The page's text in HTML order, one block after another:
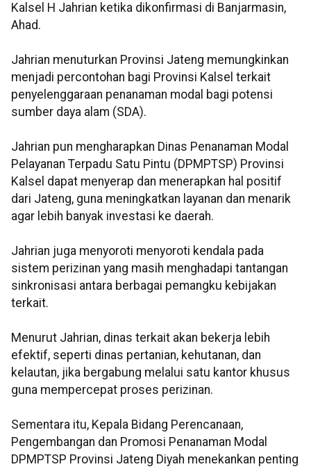
Kalsel H Jahrian ketika dikonfirmasi di Banjarmasin,
Ahad.
Jahrian menuturkan Provinsi Jateng memungkinkan
menjadi percontohan bagi Provinsi Kalsel terkait
penyelenggaraan penanaman modal bagi potensi
sumber daya alam (SDA).
Jahrian pun mengharapkan Dinas Penanaman Modal
Pelayanan Terpadu Satu Pintu (DPMPTSP) Provinsi
Kalsel dapat menyerap dan menerapkan hal positif
dari Jateng, guna meningkatkan layanan dan menarik
agar lebih banyak investasi ke daerah.
Jahrian juga menyoroti menyoroti kendala pada
sistem perizinan yang masih menghadapi tantangan
sinkronisasi antara berbagai pemangku kebijakan
terkait.
Menurut Jahrian, dinas terkait akan bekerja lebih
efektif, seperti dinas pertanian, kehutanan, dan
kelautan, jika bergabung melalui satu kantor khusus
guna mempercepat proses perizinan.
Sementara itu, Kepala Bidang Perencanaan,
Pengembangan dan Promosi Penanaman Modal
DPMPTSP Provinsi Jateng Diyah menekankan penting